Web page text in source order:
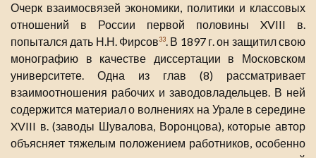
Очерк взаимосвязей экономики, политики и классовых
отношений в России первой половины XVIII в.
попытался дать Н.Н. Фирсов33. В 1897 г. он защитил свою
монографию в качестве диссертации в Московском
университете. Одна из глав (8) рассматривает
взаимоотношения рабочих и заводовладельцев. В ней
содержится материал о волнениях на Урале в середине
XVIII в. (заводы Шувалова, Воронцова), которые автор
объясняет тяжелым положением работников, особенно